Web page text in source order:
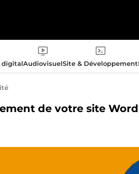
digitalAudiovisuelSite & Développement
de votre site